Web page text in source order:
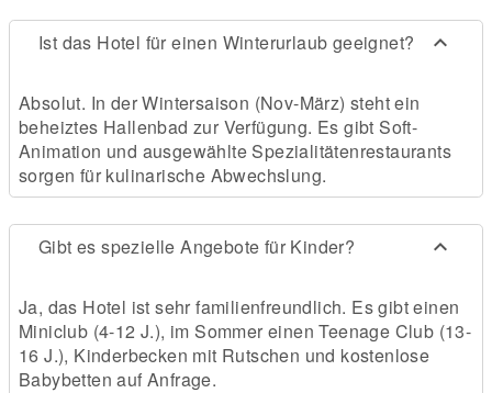
Ist das Hotel für einen Winterurlaub geeignet?
Absolut. In der Wintersaison (Nov-März) steht ein
beheiztes Hallenbad zur Verfügung. Es gibt Soft-
Animation und ausgewählte Spezialitätenrestaurants
sorgen für kulinarische Abwechslung.
Gibt es spezielle Angebote für Kinder?
Ja, das Hotel ist sehr familienfreundlich. Es gibt einen
Miniclub (4-12 J.), im Sommer einen Teenage Club (13-
16 J.), Kinderbecken mit Rutschen und kostenlose
Babybetten auf Anfrage.